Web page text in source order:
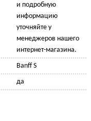
и подробную
информацию
уточняйте у
менеджеров нашего
интернет-магазина.
Banff S
да